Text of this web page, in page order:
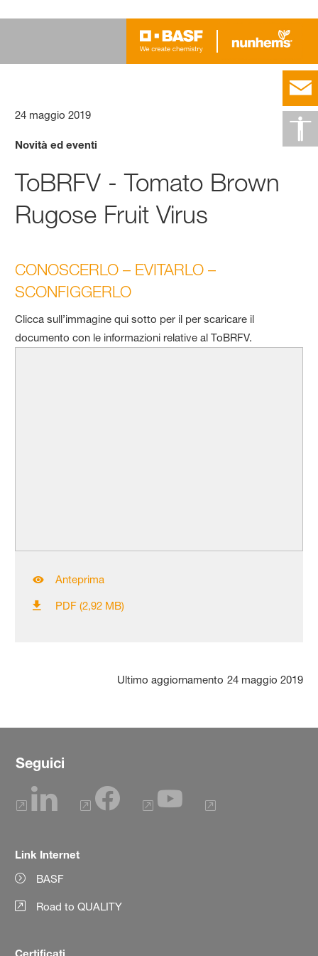
24 maggio 2019
Novità ed eventi
ToBRFV - Tomato Brown
Rugose Fruit Virus
CONOSCERLO – EVITARLO –
SCONFIGGERLO
Clicca sull’immagine qui sotto per il per scaricare il
documento con le informazioni relative al ToBRFV.
Anteprima
PDF (2,92 MB)
Ultimo aggiornamento 24 maggio 2019
Seguici
Link Internet
BASF
Road to QUALITY